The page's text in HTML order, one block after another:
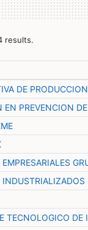
results.
DE
EN PREVENCION
EMPRESARIALES
INDUSTRIALIZADOS
TECNOLOGICO DE